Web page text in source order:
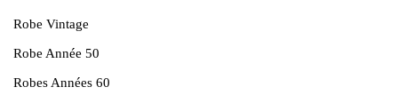
Robe Vintage
Robe Année 50
Robes Années 60